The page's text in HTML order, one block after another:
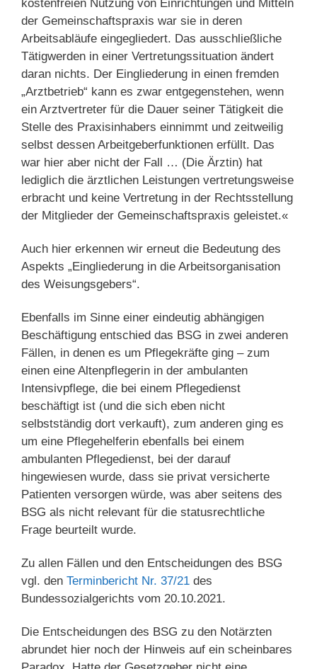
kostenfreien Nutzung von Einrichtungen und Mitteln
der Gemeinschaftspraxis war sie in deren
Arbeitsabläufe eingegliedert. Das ausschließliche
Tätigwerden in einer Vertretungssituation ändert
daran nichts. Der Eingliederung in einen fremden
„Arztbetrieb“ kann es zwar entgegenstehen, wenn
ein Arztvertreter für die Dauer seiner Tätigkeit die
Stelle des Praxisinhabers einnimmt und zeitweilig
selbst dessen Arbeitgeberfunktionen erfüllt. Das
war hier aber nicht der Fall … (Die Ärztin) hat
lediglich die ärztlichen Leistungen vertretungsweise
erbracht und keine Vertretung in der Rechtsstellung
der Mitglieder der Gemeinschaftspraxis geleistet.«
Auch hier erkennen wir erneut die Bedeutung des
Aspekts „Eingliederung in die Arbeitsorganisation
des Weisungsgebers“.
Ebenfalls im Sinne einer eindeutig abhängigen
Beschäftigung entschied das BSG in zwei anderen
Fällen, in denen es um Pflegekräfte ging – zum
einen eine Altenpflegerin in der ambulanten
Intensivpflege, die bei einem Pflegedienst
beschäftigt ist (und die sich eben nicht
selbstständig dort verkauft), zum anderen ging es
um eine Pflegehelferin ebenfalls bei einem
ambulanten Pflegedienst, bei der darauf
hingewiesen wurde, dass sie privat versicherte
Patienten versorgen würde, was aber seitens des
BSG als nicht relevant für die statusrechtliche
Frage beurteilt wurde.
Zu allen Fällen und den Entscheidungen des BSG
vgl. den Terminbericht Nr. 37/21 des
Bundessozialgerichts vom 20.10.2021.
Die Entscheidungen des BSG zu den Notärzten
abrundet hier noch der Hinweis auf ein scheinbares